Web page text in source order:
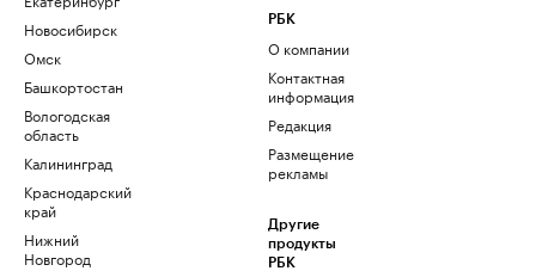
Новосибирск
Омск
Башкортостан
Вологодская
область
Калининград
Краснодарский
край
Нижний
Новгород
РБК
О компании
Контактная
информация
Редакция
Размещение
рекламы
Другие
продукты
РБК